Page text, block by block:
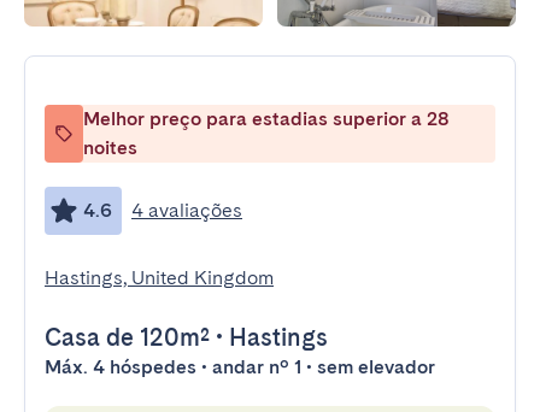
Melhor preço para estadias superior a 28
noites
4.6 4 avaliações
Hastings, United Kingdom
Casa de 120m² • Hastings
Máx. 4 hóspedes • andar nº 1 • sem elevador